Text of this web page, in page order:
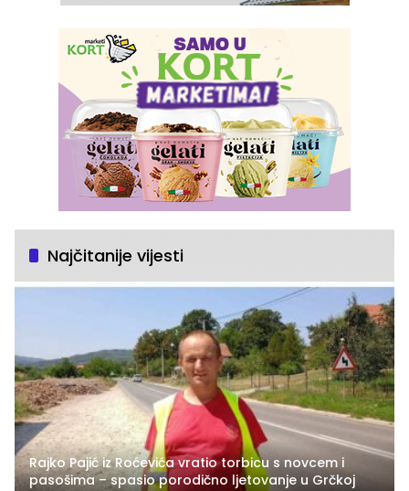
Najčitanije vijesti
Rajko Pajić iz Roćevića vratio torbicu s novcem i
pasošima – spasio porodično ljetovanje u Grčkoj